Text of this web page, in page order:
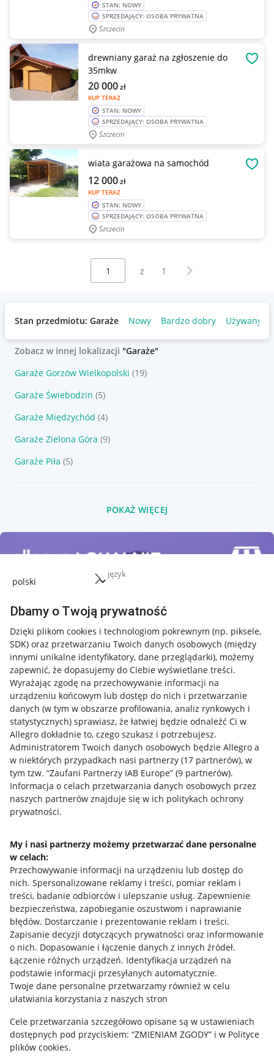
język
Dbamy o Twoją prywatność
Dzięki plikom cookies i technologiom pokrewnym (np. piksele,
SDK) oraz przetwarzaniu Twoich danych osobowych (między
innymi unikalne identyfikatory, dane przeglądarki), możemy
zapewnić, że dopasujemy do Ciebie wyświetlane treści.
Wyrażając zgodę na przechowywanie informacji na
urządzeniu końcowym lub dostęp do nich i przetwarzanie
danych (w tym w obszarze profilowania, analiz rynkowych i
statystycznych) sprawiasz, że łatwiej będzie odnaleźć Ci w
Allegro dokładnie to, czego szukasz i potrzebujesz.
Administratorem Twoich danych osobowych będzie Allegro a
w niektórych przypadkach nasi partnerzy (17 partnerów), w
tym tzw. “Zaufani Partnerzy IAB Europe” (9 partnerów).
Informacja o celach przetwarzania danych osobowych przez
naszych partnerów znajduje się w ich politykach ochrony
prywatności.
My i nasi partnerzy możemy przetwarzać dane personalne
w celach:
Przechowywanie informacji na urządzeniu lub dostęp do
nich. Spersonalizowane reklamy i treści, pomiar reklam i
treści, badanie odbiorców i ulepszanie usług. Zapewnienie
bezpieczeństwa, zapobieganie oszustwom i naprawianie
błędów. Dostarczanie i prezentowanie reklam i treści.
Zapisanie decyzji dotyczących prywatności oraz informowanie
o nich. Dopasowanie i łączenie danych z innych źródeł.
Łączenie różnych urządzeń. Identyfikacja urządzeń na
podstawie informacji przesyłanych automatycznie.
Twoje dane personalne przetwarzamy również w celu
ułatwiania korzystania z naszych stron
Cele przetwarzania szczegółowo opisane są w ustawieniach
dostępnych pod przyciskiem: “ZMIENIAM ZGODY” i w Polityce
plików cookies.
STAN: NOWY
SPRZEDAJĄCY: OSOBA PRYWATNA
Szczecin
drewniany garaż na zgłoszenie do
35mkw
KUP TERAZ
20 000zł
STAN: NOWY
SPRZEDAJĄCY: OSOBA PRYWATNA
Szczecin
wiata garażowa na samochód
KUP TERAZ
12 000zł
STAN: NOWY
SPRZEDAJĄCY: OSOBA PRYWATNA
Szczecin
Wybierz stronę:
z 1 Następna strona
Stan przedmiotu: Garaże Nowy Bardzo dobry Używany
Zobacz w innej lokalizacji "Garaże"
Garaże Gorzów Wielkopolski (19)
Garaże Świebodzin (5)
Garaże Międzychód (4)
Garaże Zielona Góra (9)
Garaże Piła (5)
POKAŻ WIĘCEJ
Przydatne informacje
Jak to działa
Allegro Gadane dla sprzedających
Allegro Gadane dla kupujących
Mapa miejscowości
Informacje prawne
Regulamin
Polityka plików "cookies"
Ustawienia plików "cookies"
Udostępnianie lokalizacji
Informacje dla Aktu o Usługach Cyfrowych